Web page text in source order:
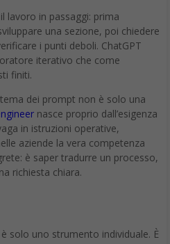
lavoro in passaggi: prima
una sezione, poi chiedere
i punti deboli. ChatGPT
iterativo che come
finiti.
dei prompt non è solo una
nasce proprio dall’esigenza
in istruzioni operative,
aziende la vera competenza
è saper tradurre un processo,
richiesta chiara.
solo uno strumento individuale. È